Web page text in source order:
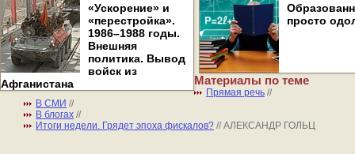
«Ускорение» и
«перестройка».
1986–1988 годы.
Внешняя
политика. Вывод
войск из
Афганистана
просто
Материалы по теме
Прямая речь //
В СМИ //
В блогах //
Итоги недели. Грядет эпоха фискалов? // АЛЕКСАНДР ГОЛЬЦ